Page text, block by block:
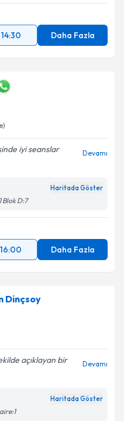
14:30 Daha Fazla
iyi seanslar
Devamı
Haritada Göster
Blok D:7
16:00 Daha Fazla
Dinçsoy
açıklayan bir
Devamı
Haritada Göster